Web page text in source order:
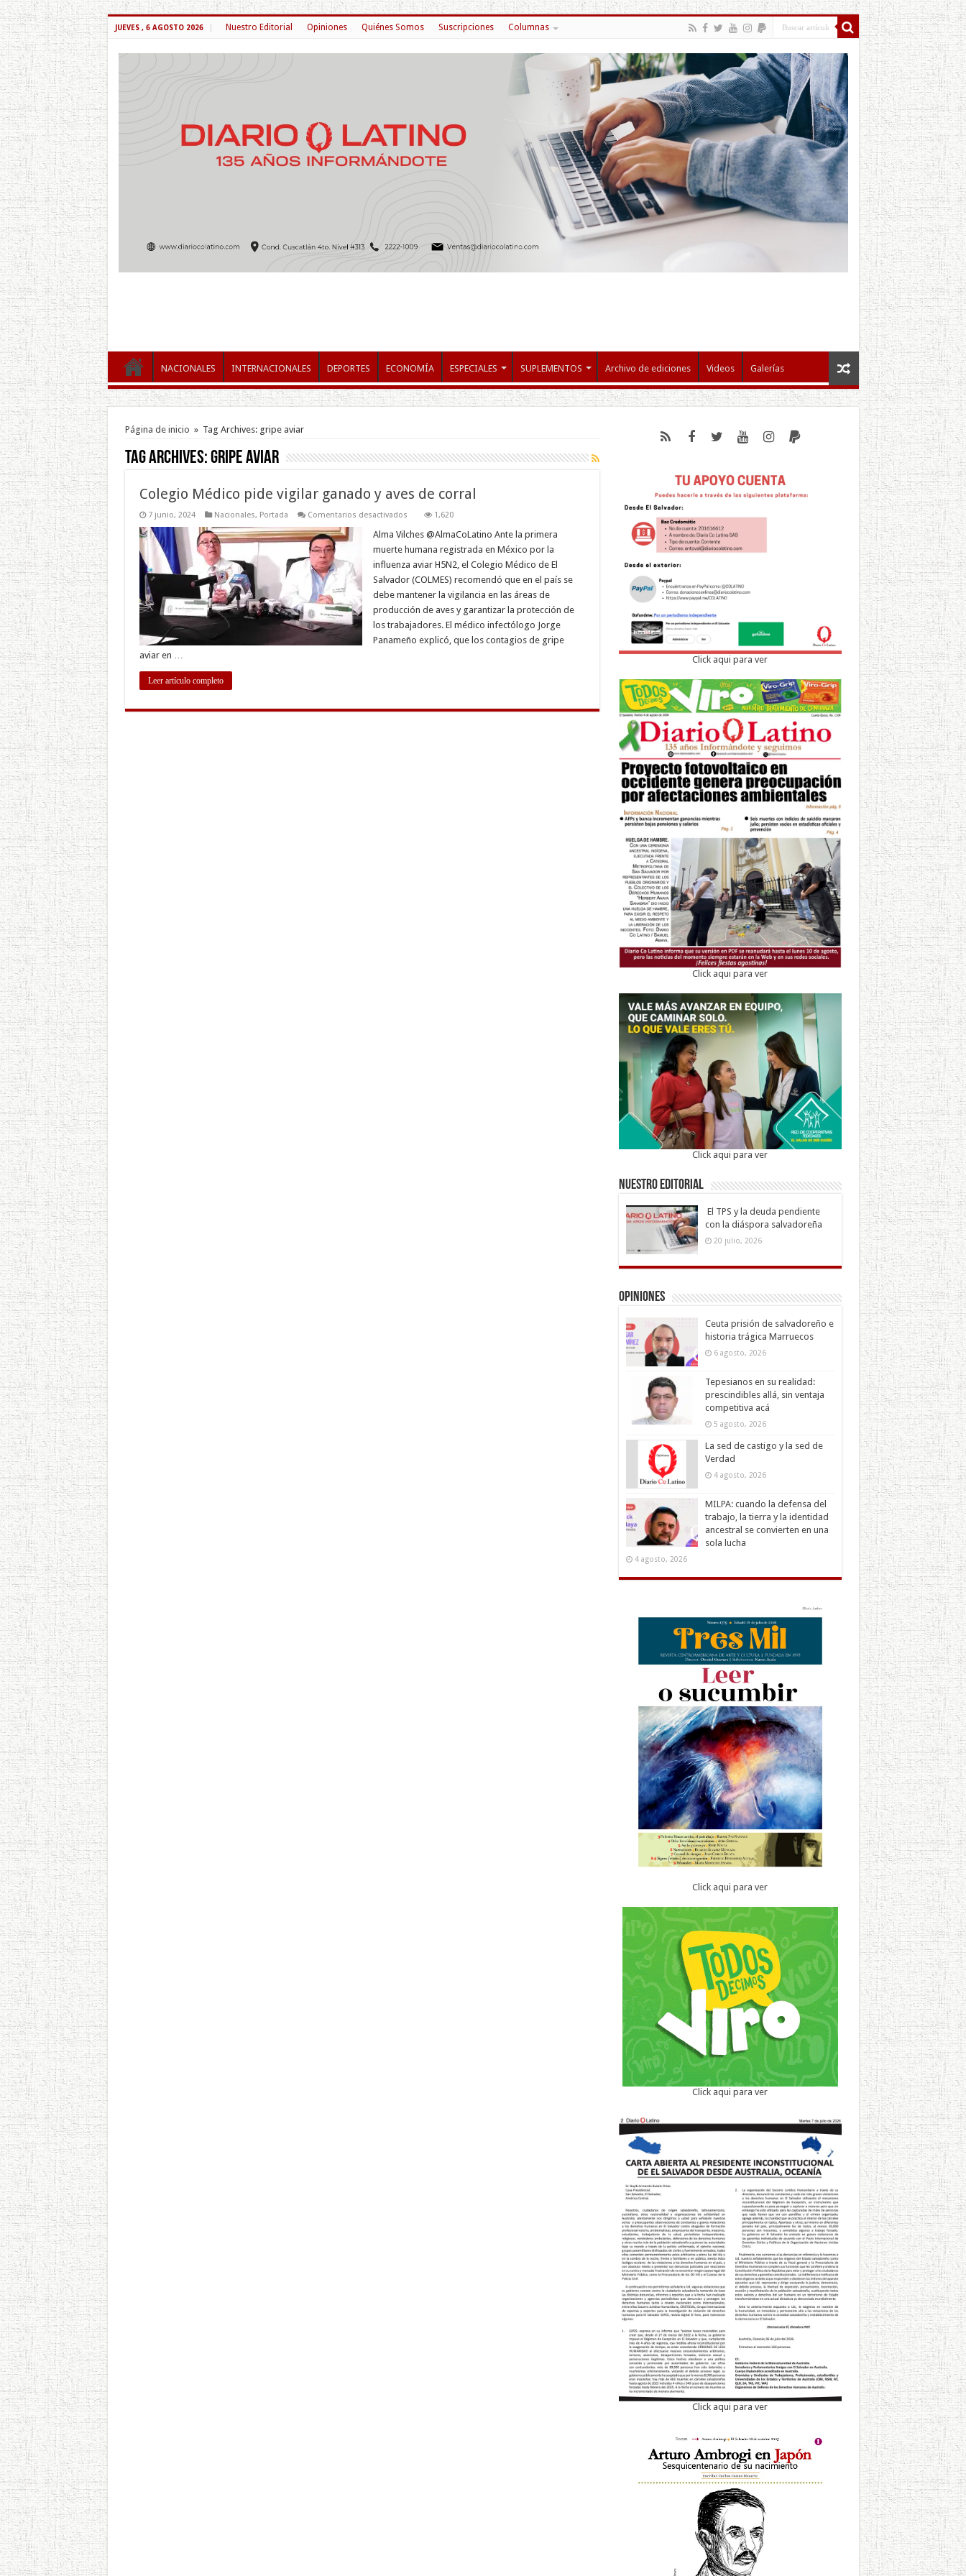
JUEVES , 6 AGOSTO 2026 Nuestro Editorial Opiniones Quiénes Somos Suscripciones Columnas
NACIONALES INTERNACIONALES DEPORTES ECONOMÍA ESPECIALES SUPLEMENTOS Archivo de ediciones Videos Galerías
Página de inicio » Tag Archives: gripe aviar
Tag Archives:gripe aviar
Colegio Médico pide vigilar ganado y aves de corral
7 junio, 2024 Nacionales, Portada Comentarios desactivadosen
Médico
vigilar
ganado
y
aves
corral
1,620
Alma Vilches @AlmaCoLatino Ante la primera
muerte humana registrada en México por la
influenza aviar H5N2, el Colegio Médico de El
Salvador (COLMES) recomendó que en el país se
debe mantener la vigilancia en las áreas de
producción de aves y garantizar la protección de
los trabajadores. El médico infectólogo Jorge
Panameño explicó, que los contagios de gripe
aviar en …
Leer artículo completo
Click aqui para ver
Click aqui para ver
Click aqui para ver
Nuestro Editorial
El TPS y la deuda pendiente
con la diáspora salvadoreña
20 julio, 2026
Opiniones
Ceuta prisión de salvadoreño e
historia trágica Marruecos
6 agosto, 2026
Tepesianos en su realidad:
prescindibles allá, sin ventaja
competitiva acá
5 agosto, 2026
La sed de castigo y la sed de
Verdad
4 agosto, 2026
MILPA: cuando la defensa del
trabajo, la tierra y la identidad
ancestral se convierten en una
sola lucha
4 agosto, 2026
Click aqui para ver
Click aqui para ver
Click aqui para ver